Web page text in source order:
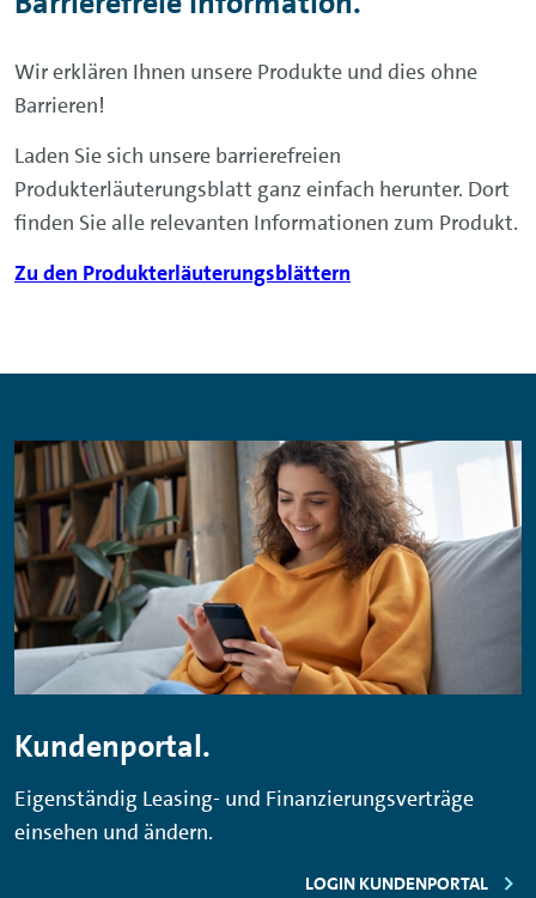
Wir erklären Ihnen unsere Produkte und dies ohne
Barrieren!
Laden Sie sich unsere barrierefreien
Produkterläuterungsblatt ganz einfach herunter. Dort
finden Sie alle relevanten Informationen zum Produkt.
Zu den Produkterläuterungsblättern
Kundenportal.
Eigenständig Leasing- und Finanzierungsverträge
einsehen und ändern.
LOGIN KUNDENPORTAL